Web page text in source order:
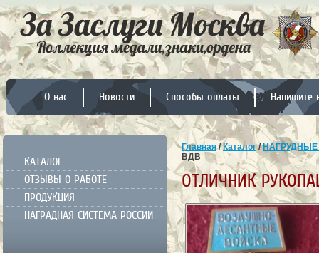
О нас Новости Способы оплаты Напишите
КАТАЛОГ
ОТЗЫВЫ О РАБОТЕ
ПРОДУКЦИЯ
НАГРАДНАЯ СИСТЕМА РОССИИ
Главная/Каталог/НАГРУДНЫЕ
ВДВ
ОТЛИЧНИК